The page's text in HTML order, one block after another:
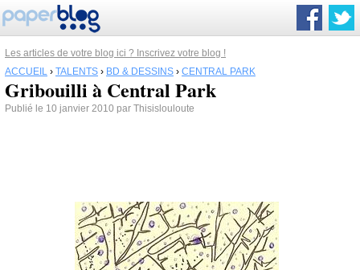
Les articles de votre blog ici ? Inscrivez votre blog !
ACCUEIL › TALENTS › BD & DESSINS › CENTRAL PARK
Gribouilli à Central Park
Publié le 10 janvier 2010 par Thisislouloute